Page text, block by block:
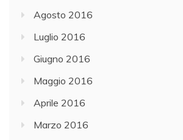
Agosto 2016
Luglio 2016
Giugno 2016
Maggio 2016
Aprile 2016
Marzo 2016